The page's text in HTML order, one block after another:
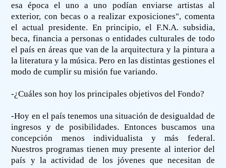
esa época el uno a uno podían enviarse artistas al
exterior, con becas o a realizar exposiciones", comenta
el actual presidente. En principio, el F.N.A. subsidia,
beca, financia a personas o entidades culturales de todo
el país en áreas que van de la arquitectura y la pintura a
la literatura y la música. Pero en las distintas gestiones el
modo de cumplir su misión fue variando.
-¿Cuáles son hoy los principales objetivos del Fondo?
-Hoy en el país tenemos una situación de desigualdad de
ingresos y de posibilidades. Entonces buscamos una
concepción menos individualista y más federal.
Nuestros programas tienen muy presente al interior del
país y la actividad de los jóvenes que necesitan de